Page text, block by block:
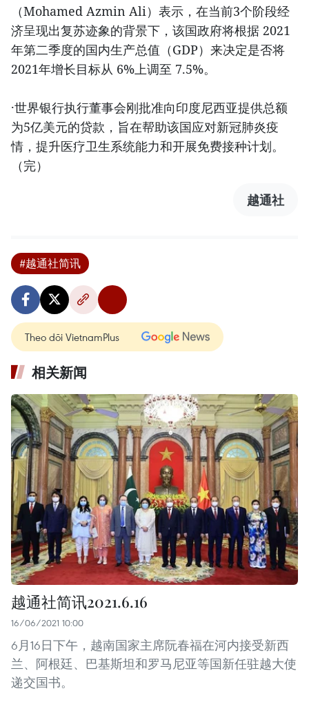
（Mohamed Azmin Ali）表示，在当前3个阶段经
济呈现出复苏迹象的背景下，该国政府将根据 2021
年第二季度的国内生产总值（GDP）来决定是否将
2021年增长目标从 6%上调至 7.5%。
·世界银行执行董事会刚批准向印度尼西亚提供总额
为5亿美元的贷款，旨在帮助该国应对新冠肺炎疫
情，提升医疗卫生系统能力和开展免费接种计划。
（完）
越通社
#越通社简讯
Theo dõi VietnamPlus
相关新闻
越通社简讯2021.6.16
16/06/2021 10:00
6月16日下午，越南国家主席阮春福在河内接受新西
兰、阿根廷、巴基斯坦和罗马尼亚等国新任驻越大使
递交国书。